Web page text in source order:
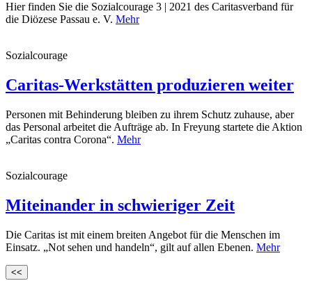
Hier finden Sie die Sozialcourage 3 | 2021 des Caritasverband für
die Diözese Passau e. V. Mehr
Sozialcourage
Caritas-Werkstätten produzieren weiter
Personen mit Behinderung bleiben zu ihrem Schutz zuhause, aber
das Personal arbeitet die Aufträge ab. In Freyung startete die Aktion
„Caritas contra Corona“. Mehr
Sozialcourage
Miteinander in schwieriger Zeit
Die Caritas ist mit einem breiten Angebot für die Menschen im
Einsatz. „Not sehen und handeln“, gilt auf allen Ebenen. Mehr
<<